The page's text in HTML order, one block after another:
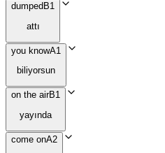
dumped B1
attı
you knowA1
biliyorsun
on the airB1
yayında
come onA2